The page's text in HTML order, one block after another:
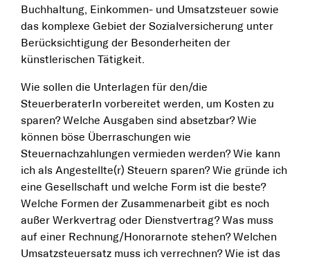
Buchhaltung, Einkommen- und Umsatzsteuer sowie
das komplexe Gebiet der Sozialversicherung unter
Berücksichtigung der Besonderheiten der
künstlerischen Tätigkeit.
Wie sollen die Unterlagen für den/die
SteuerberaterIn vorbereitet werden, um Kosten zu
sparen? Welche Ausgaben sind absetzbar? Wie
können böse Überraschungen wie
Steuernachzahlungen vermieden werden? Wie kann
ich als Angestellte(r) Steuern sparen? Wie gründe ich
eine Gesellschaft und welche Form ist die beste?
Welche Formen der Zusammenarbeit gibt es noch
außer Werkvertrag oder Dienstvertrag? Was muss
auf einer Rechnung/Honorarnote stehen? Welchen
Umsatzsteuersatz muss ich verrechnen? Wie ist das